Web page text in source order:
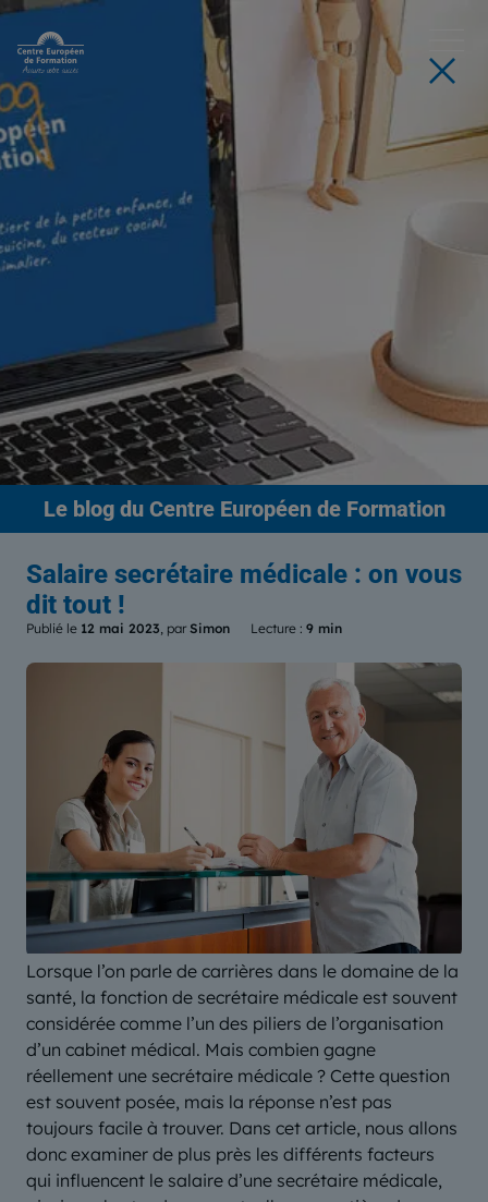
Le blogdu Centre Européen de Formation
Salaire secrétaire médicale : on vous
dit tout !
Publié le 12 mai 2023, par Simon Lecture : 9 min
Lorsque l’on parle de carrières dans le domaine de la
santé, la fonction de secrétaire médicale est souvent
considérée comme l’un des piliers de l’organisation
d’un cabinet médical. Mais combien gagne
réellement une secrétaire médicale ? Cette question
est souvent posée, mais la réponse n’est pas
toujours facile à trouver. Dans cet article, nous allons
donc examiner de plus près les différents facteurs
qui influencent le salaire d’une secrétaire médicale,